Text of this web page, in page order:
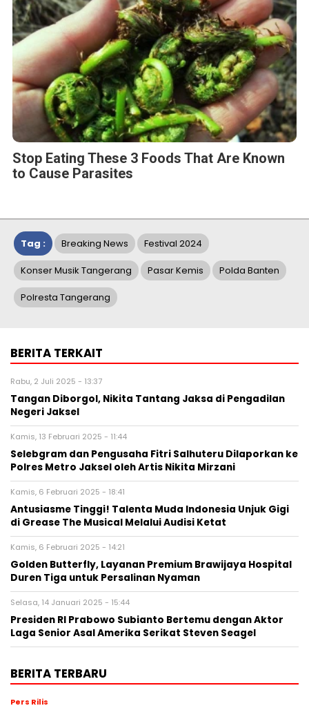
Stop Eating These 3 Foods That Are Known
to Cause Parasites
Tag : Breaking News Festival 2024
Konser Musik Tangerang Pasar Kemis Polda Banten
Polresta Tangerang
BERITA TERKAIT
Rabu, 2 Juli 2025 - 13:37
Tangan Diborgol, Nikita Tantang Jaksa di Pengadilan
Negeri Jaksel
Kamis, 13 Februari 2025 - 11:44
Selebgram dan Pengusaha Fitri Salhuteru Dilaporkan ke
Polres Metro Jaksel oleh Artis Nikita Mirzani
Kamis, 6 Februari 2025 - 18:41
Antusiasme Tinggi! Talenta Muda Indonesia Unjuk Gigi
di Grease The Musical Melalui Audisi Ketat
Kamis, 6 Februari 2025 - 14:21
Golden Butterfly, Layanan Premium Brawijaya Hospital
Duren Tiga untuk Persalinan Nyaman
Selasa, 14 Januari 2025 - 15:44
Presiden RI Prabowo Subianto Bertemu dengan Aktor
Laga Senior Asal Amerika Serikat Steven Seagel
BERITA TERBARU
Pers Rilis